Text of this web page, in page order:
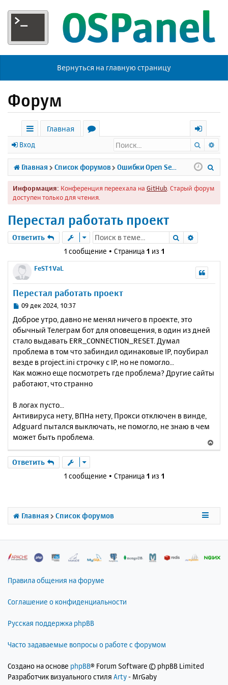
Вернуться на главную страницу
Форум
с
ы
л
к
Главная
р
у
м
х
о
д
Вход Поиск
Главная Список форумов
Информация: Конференция переехала на GitHub . Старый форум
доступен только для чтения.
Перестал работать проект
Ответить Поиск
1 сообщение • Страница 1 из 1
FeST1VaL
Перестал работать проект
С
о
б
щ
е
н
е
09 дек 2024, 10:37
Доброе утро, давно не менял ничего в проекте, это
обычный Телеграм бот для оповещения, в один из дней
стало выдавать ERR_CONNECTION_RESET. Думал
проблема в том что забиндил одинаковые IP, поубирал
везде в project.ini строчку с IP, но не помогло...
Как можно еще посмотреть где проблема? Другие сайты
работают, что странно
В логах пусто...
Антивируса нету, ВПНа нету, Прокси отключен в винде,
Adguard пытался выключать, не помогло, не знаю в чем
может быть проблема.
е
с
н
ч
Ответить
1 сообщение • Страница 1 из 1
Главная Список форумов
Правила общения на форуме
Соглашение о конфиденциальности
Русская поддержка phpBB
Часто задаваемые вопросы о работе с форумом
Создано на основе phpBB® Forum Software © phpBB Limited
Разработчик визуального стиля Arty- MrGaby